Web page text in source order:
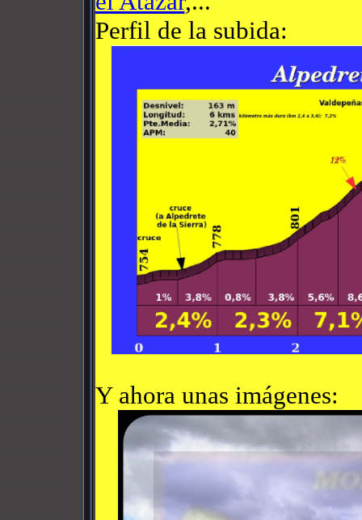
Perfil de la subida:
Y ahora unas imágenes: